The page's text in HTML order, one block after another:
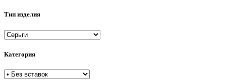
Тип изделия
Категория